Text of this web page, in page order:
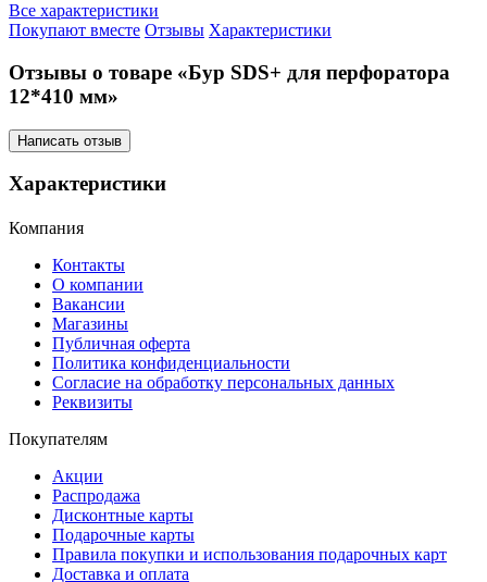
Все характеристики
Покупают вместе Отзывы Характеристики
Отзывы о товаре «Бур SDS+ для перфоратора
12*410 мм»
Написать отзыв
Характеристики
Компания
Контакты
О компании
Вакансии
Магазины
Публичная оферта
Политика конфиденциальности
Согласие на обработку персональных данных
Реквизиты
Покупателям
Акции
Распродажа
Дисконтные карты
Подарочные карты
Правила покупки и использования подарочных карт
Доставка и оплата